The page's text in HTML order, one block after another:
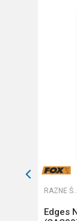
RAZNE
Edges